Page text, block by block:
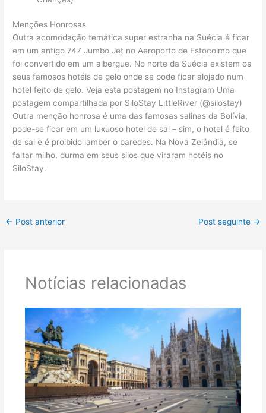
Menções Honrosas
Outra acomodação temática super estranha na Suécia é ficar
em um antigo 747 Jumbo Jet no Aeroporto de Estocolmo que
foi convertido em um albergue. No norte da Suécia existem os
seus famosos hotéis de gelo onde se pode ficar alojado num
hotel feito de gelo. Veja esta postagem no Instagram Uma
postagem compartilhada por SiloStay LittleRiver (@silostay)
Outra menção honrosa é uma das famosas salinas da Bolívia,
pode-se ficar em um luxuoso hotel de sal – sim, o hotel é feito
de sal e é proibido lamber o paredes. Na Nova Zelândia, se
faltar milho, durma em seus silos que viraram hotéis no
SiloStay.
← Post anterior Post seguinte →
Notícias relacionadas